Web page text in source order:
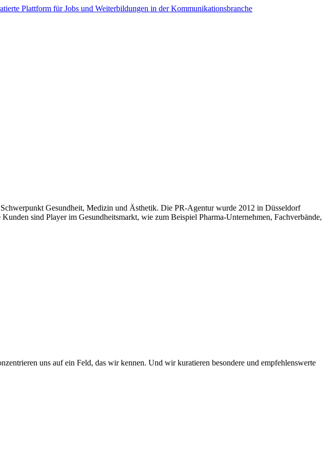
Gesundheit, Medizin und Ästhetik. Die PR-Agentur wurde 2012 in Düsseldorf
sind Player im Gesundheitsmarkt, wie zum Beispiel Pharma-Unternehmen, Fachverbände,
uns auf ein Feld, das wir kennen. Und wir kuratieren besondere und empfehlenswerte